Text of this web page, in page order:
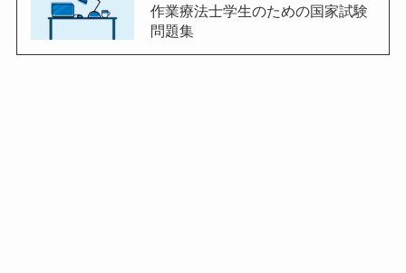
作業療法士学生のための国家試験
問題集